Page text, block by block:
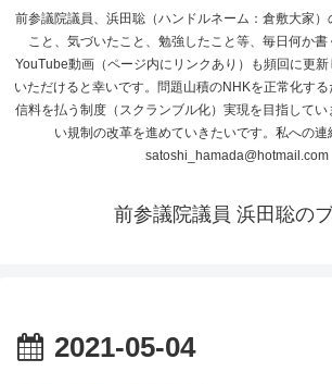
前参議院議員、浜田聡（ハンドルネーム：倉敷大家
こと、気づいたこと、勉強したこと等、毎日何か書
YouTube動画（ページ内にリンクあり）も頻回に更
いただけると幸いです。問題山積のNHKを正常化す
信料を払う制度（スクランブル化）実現を目指して
い規制の改革を進めていきたいです。私への
前参議院議員 浜田聡の
2021-05-04